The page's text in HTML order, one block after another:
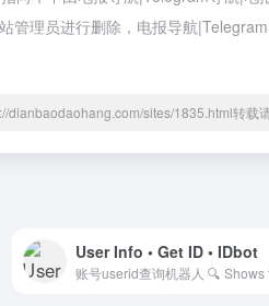
管理员进行删除，电报导航
dianbaodaohang.com/sites/1835.html转载
User Info • Get ID • IDbot